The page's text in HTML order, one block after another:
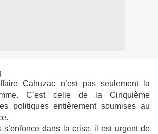
Cahuzac n’est pas seulement la
C’est celle de la Cinquième
politiques entièrement soumises au
dans la crise, il est urgent de